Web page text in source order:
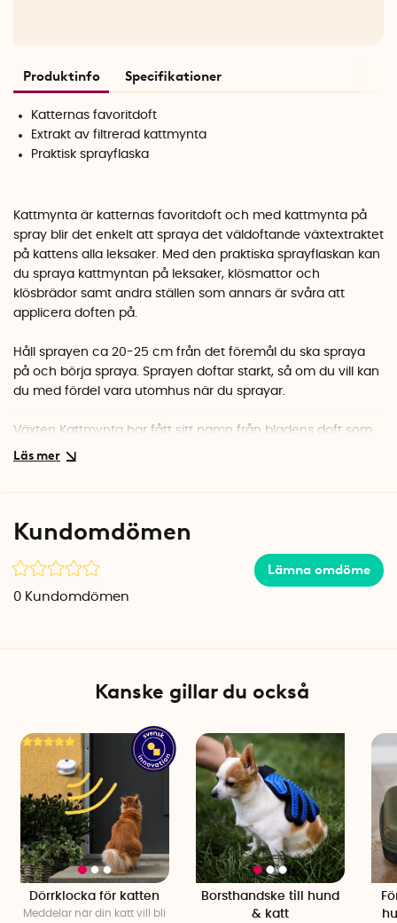
Produktinfo Specifikationer
Katternas favoritdoft
Extrakt av filtrerad kattmynta
Praktisk sprayflaska
Kattmynta är katternas favoritdoft och med kattmynta på
spray blir det enkelt att spraya det väldoftande växtextraktet
på kattens alla leksaker. Med den praktiska sprayflaskan kan
du spraya kattmyntan på leksaker, klösmattor och
klösbrädor samt andra ställen som annars är svåra att
applicera doften på.
Håll sprayen ca 20-25 cm från det föremål du ska spraya
på och börja spraya. Sprayen doftar starkt, så om du vill kan
du med fördel vara utomhus när du sprayar.
Växten Kattmynta har fått sitt namn från bladens doft som
är attraktiv för många katter. Kattmyntasprayen innehåller
Volym: 30 ml
Kundomdömen
Lämna omdöme
0 Kundomdömen
Kanske gillar du också
Dörrklocka för katten
Meddelar när din katt vill bli
Borsthandske till hund
& katt